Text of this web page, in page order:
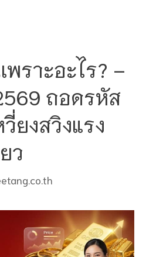
พราะอะไร? –
ถอดรหัส
ยงสวิงแรง
ว